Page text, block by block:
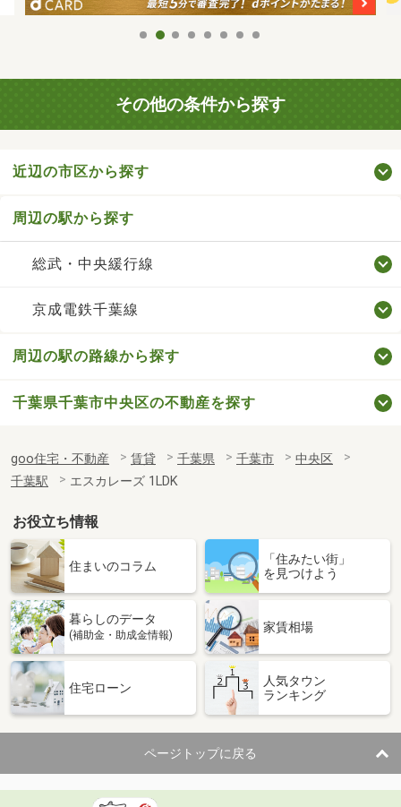
その他の条件から探す
近辺の市区から探す
周辺の駅から探す
総武・中央緩行線
京成電鉄千葉線
周辺の駅の路線から探す
千葉県千葉市中央区の不動産を探す
goo住宅・不動産 賃貸 千葉県 千葉市
中央区
千葉駅
エスカレーズ 1LDK
お役立ち情報
住まいのコラム
「住みたい街」
を見つけよう
暮らしのデータ
(補助金・助成金情報)
家賃相場
住宅ローン
人気タウン
ランキング
ページトップに戻る